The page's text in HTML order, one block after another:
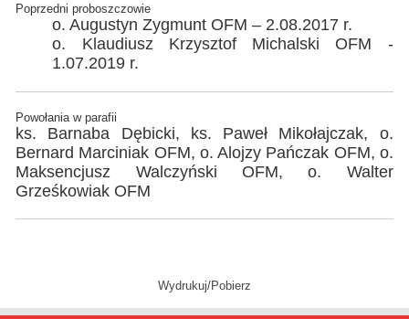
Poprzedni proboszczowie
o. Augustyn Zygmunt OFM – 2.08.2017 r.
o. Klaudiusz Krzysztof Michalski OFM -
1.07.2019 r.
Powołania w parafii
ks. Barnaba Dębicki, ks. Paweł Mikołajczak, o.
Bernard Marciniak OFM, o. Alojzy Pańczak OFM, o.
Maksencjusz Walczyński OFM, o. Walter
Grześkowiak OFM
Wydrukuj/Pobierz